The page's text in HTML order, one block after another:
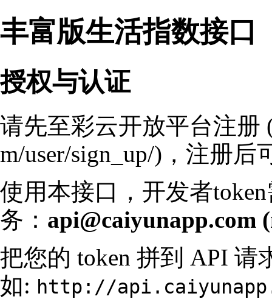
丰富版生活指数接口
授权与认证
请先至彩云开放平台注册
，注册后
使用本接口，开发者
务： api@caiyunapp.com
把您的 token 拼到 API 请
如: http://